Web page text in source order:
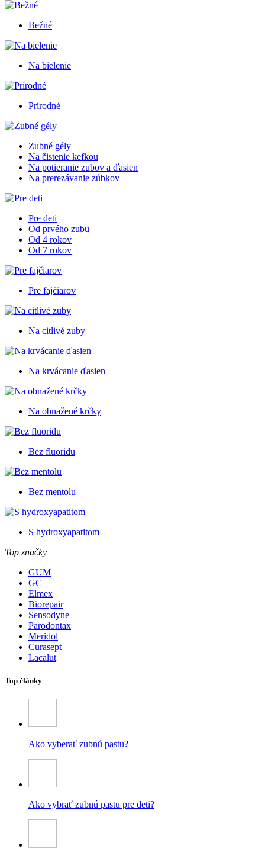
Bežné
Na bielenie
Prírodné
Zubné gély
Na čistenie kefkou
Na potieranie zubov a ďasien
Na prerezávanie zúbkov
Pre deti
Od prvého zubu
Od 4 rokov
Od 7 rokov
Pre fajčiarov
Na citlivé zuby
Na krvácanie ďasien
Na obnažené krčky
Bez fluoridu
Bez mentolu
S hydroxyapatitom
Top značky
GUM
GC
Elmex
Biorepair
Sensodyne
Parodontax
Meridol
Curasept
Lacalut
Top články
Ako vyberať zubnú pastu?
Ako vybrať zubnú pastu pre deti?